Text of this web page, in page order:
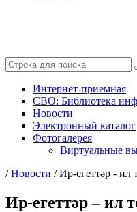
Интернет-приемная
СВО: Библиотека
Новости
Электронный каталог
Фотогалерея
Виртуальные
/Новости /Ир-егеттәр - ил
Ир-егеттәр – ил